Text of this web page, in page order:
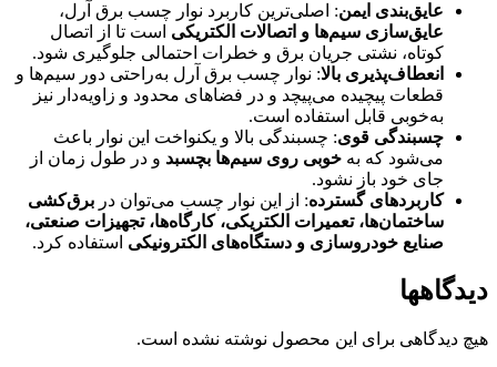
عایق‌بندی ایمن: اصلی‌ترین کاربرد نوار چسب برق آرل،
عایق‌سازی سیم‌ها و اتصالات الکتریکی است تا از اتصال
کوتاه، نشتی جریان برق و خطرات احتمالی جلوگیری شود.
انعطاف‌پذیری بالا: نوار چسب برق آرل به‌راحتی دور سیم‌ها و
قطعات پیچیده می‌پیچد و در فضاهای محدود و زاویه‌دار نیز
به‌خوبی قابل استفاده است.
چسبندگی قوی: چسبندگی بالا و یکنواخت این نوار باعث
می‌شود که به خوبی روی سیم‌ها بچسبد و در طول زمان از
جای خود باز نشود.
کاربردهای گسترده: از این نوار چسب می‌توان در برق‌کشی
ساختمان‌ها، تعمیرات الکتریکی، کارگاه‌ها، تجهیزات صنعتی،
صنایع خودروسازی و دستگاه‌های الکترونیکی استفاده کرد.
دیدگاهها
هیچ دیدگاهی برای این محصول نوشته نشده است.